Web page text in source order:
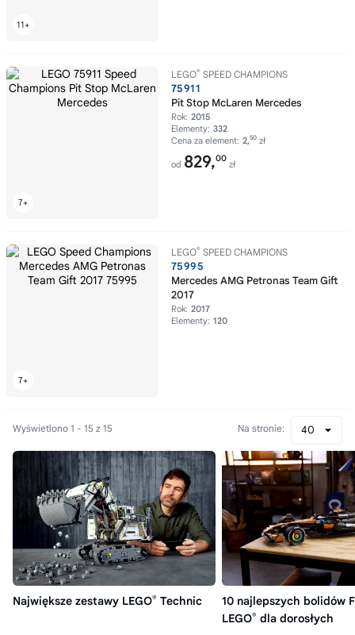
LEGO® SPEED CHAMPIONS
75911
Pit Stop McLaren Mercedes
Rok: 2015
Elementy: 332
Cena za element: 2,50 zł
od 829,00
zł
LEGO® SPEED CHAMPIONS
75995
Mercedes AMG Petronas Team Gift
2017
Rok: 2017
Elementy: 120
Wyświetlono 1 - 15 z 15 40
Na stronie:
Największe zestawy LEGO® Technic
10 najlepszych bolidów
LEGO® dla dorosłych